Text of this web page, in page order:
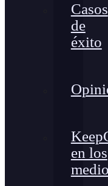
Casos
de
éxito
en los